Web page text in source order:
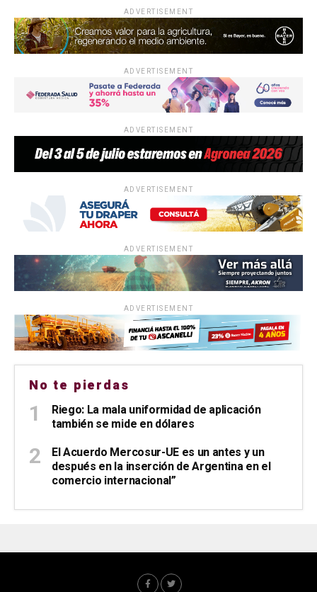
ADVERTISEMENT
ADVERTISEMENT
ADVERTISEMENT
ADVERTISEMENT
ADVERTISEMENT
ADVERTISEMENT
No te pierdas
Riego: La mala uniformidad de aplicación
también se mide en dólares
El Acuerdo Mercosur-UE es un antes y un
después en la inserción de Argentina en el
comercio internacional”